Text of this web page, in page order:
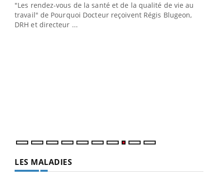
"Les rendez-vous de la santé et de la qualité de vie au
travail" de Pourquoi Docteur reçoivent Régis Blugeon,
DRH et directeur ...
LES MALADIES